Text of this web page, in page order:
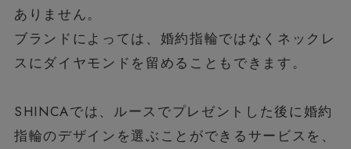
ありません。
ブランドによっては、婚約指輪ではなくネックレ
スにダイヤモンドを留めることもできます。
SHINCAでは、ルースでプレゼントした後に婚約
指輪のデザインを選ぶことができるサービスを、